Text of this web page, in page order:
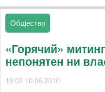
Общество
«Горячий»
непонятен ни
19:03 10.06.2010